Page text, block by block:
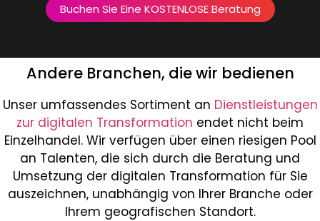
Buchen Sie Eine KOSTENLOSE Beratung
Andere Branchen, die wir bedienen
Unser umfassendes Sortiment an Dienstleistungen
zur digitalen Transformation endet nicht beim
Einzelhandel. Wir verfügen über einen riesigen Pool
an Talenten, die sich durch die Beratung und
Umsetzung der digitalen Transformation für Sie
auszeichnen, unabhängig von Ihrer Branche oder
Ihrem geografischen Standort.